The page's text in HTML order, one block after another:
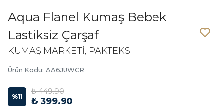
Aqua Flanel Kumaş Bebek
Lastiksiz Çarşaf
KUMAŞ MARKETİ, PAKTEKS
Ürün Kodu: AA6JUWCR
%11
₺ 449.90
₺ 399.90